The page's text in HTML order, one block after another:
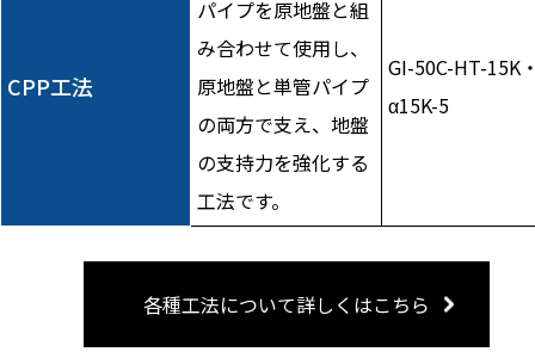
CPP工法
パイプを原地盤と組
み合わせて使用し、
原地盤と単管パイプ
の両方で支え、地盤
の支持力を強化する
工法です。
GI-50C-HT-15K
α15K-5
各種工法について詳しくはこちら